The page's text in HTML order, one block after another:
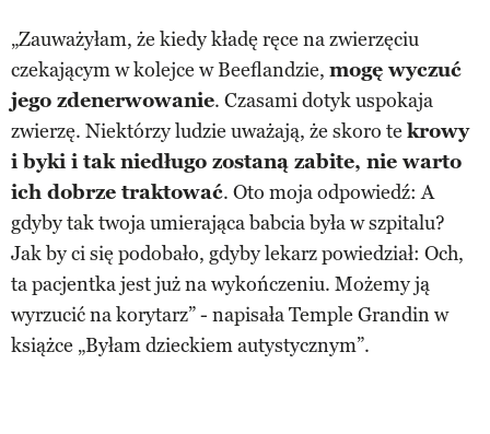
„Zauważyłam, że kiedy kładę ręce na zwierzęciu
czekającym w kolejce w Beeflandzie, mogę wyczuć
jego zdenerwowanie. Czasami dotyk uspokaja
zwierzę. Niektórzy ludzie uważają, że skoro te krowy
i byki i tak niedługo zostaną zabite, nie warto
ich dobrze traktować. Oto moja odpowiedź: A
gdyby tak twoja umierająca babcia była w szpitalu?
Jak by ci się podobało, gdyby lekarz powiedział: Och,
ta pacjentka jest już na wykończeniu. Możemy ją
wyrzucić na korytarz” - napisała Temple Grandin w
książce „Byłam dzieckiem autystycznym”.